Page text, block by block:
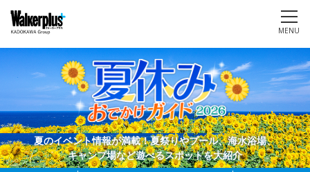
MENU
夏のイベント情報が満載！夏祭りやプール、海水浴場、
キャンプ場など遊べるスポットを大紹介